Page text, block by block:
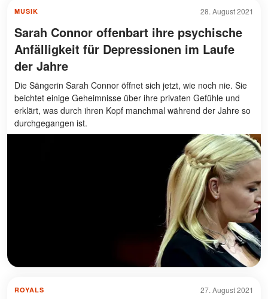
28. August 2021
MUSIK
Sarah Connor offenbart ihre psychische
Anfälligkeit für Depressionen im Laufe
der Jahre
Die Sängerin Sarah Connor öffnet sich jetzt, wie noch nie. Sie
beichtet einige Geheimnisse über ihre privaten Gefühle und
erklärt, was durch ihren Kopf manchmal während der Jahre so
durchgegangen ist.
27. August 2021
ROYALS